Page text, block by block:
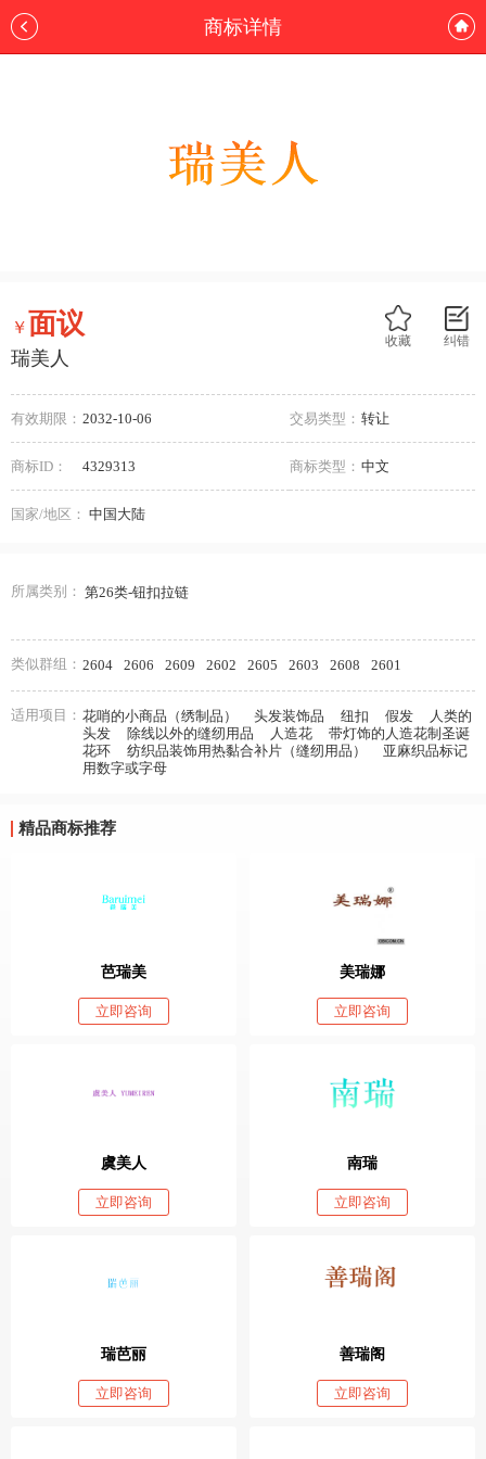
商标详情
纠错
收藏
￥面议
瑞美人
有效期限： 2032-10-06 交易类型： 转让
商标ID： 4329313 商标类型： 中文
国家/地区： 中国大陆
所属类别： 第26类-钮扣拉链
类似群组： 2604 2606 2609 2602 2605 2603 2608 2601
适用项目： 花哨的小商品（绣制品） 头发装饰品 纽扣 假发
人类的
头发
除线以外的缝纫用品 人造花
带灯饰的人造花制圣诞
花环
纺织品装饰用热黏合补片（缝纫用品）
亚麻织品标记
用数字或字母
精品商标推荐
芭瑞美
立即咨询
美瑞娜
立即咨询
虞美人
立即咨询
南瑞
立即咨询
瑞芭丽
立即咨询
善瑞阁
立即咨询